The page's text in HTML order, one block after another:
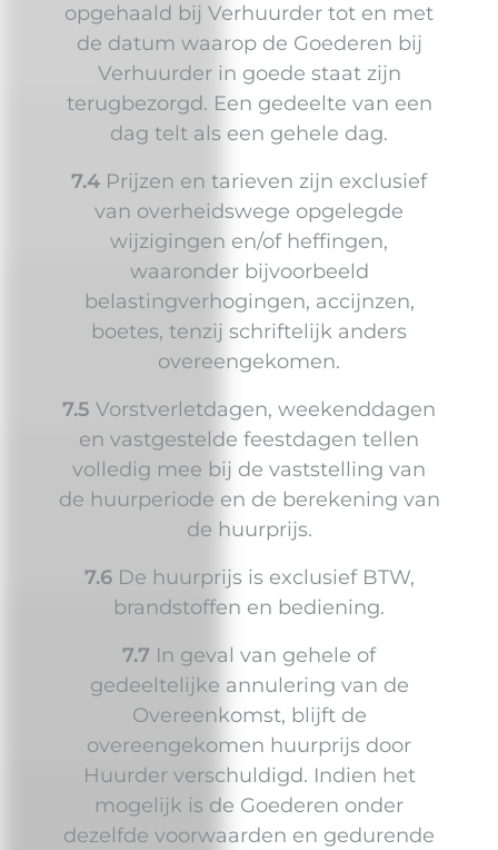
opgehaald bij Verhuurder tot en met
de datum waarop de Goederen bij
Verhuurder in goede staat zijn
terugbezorgd. Een gedeelte van een
dag telt als een gehele dag.
7.4 Prijzen en tarieven zijn exclusief
van overheidswege opgelegde
wijzigingen en/of heffingen,
waaronder bijvoorbeeld
belastingverhogingen, accijnzen,
boetes, tenzij schriftelijk anders
overeengekomen.
7.5 Vorstverletdagen, weekenddagen
en vastgestelde feestdagen tellen
volledig mee bij de vaststelling van
de huurperiode en de berekening van
de huurprijs.
7.6De huurprijs is exclusief BTW,
brandstoffen en bediening.
7.7 In geval van gehele of
gedeeltelijke annulering van de
Overeenkomst, blijft de
overeengekomen huurprijs door
Huurder verschuldigd. Indien het
mogelijk is de Goederen onder
dezelfde voorwaarden en gedurende